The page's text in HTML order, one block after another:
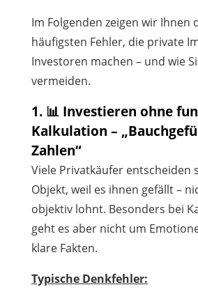
Im Folgenden zeigen wir Ihnen
häufigsten Fehler, die private
Investoren machen – und wie
vermeiden.
1. 📊 Investieren ohne
Kalkulation –
Zahlen“
Viele Privatkäufer entscheiden
Objekt, weil es ihnen gefällt –
objektiv lohnt. Besonders bei
geht es aber nicht um
klare Fakten.
Typische Denkfehler: